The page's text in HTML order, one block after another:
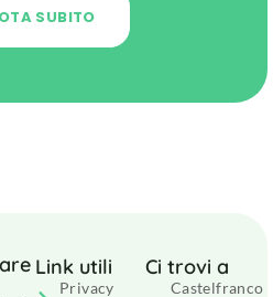
SUBITO
Link utili
Privacy
Ci trovi a
Castelfranco